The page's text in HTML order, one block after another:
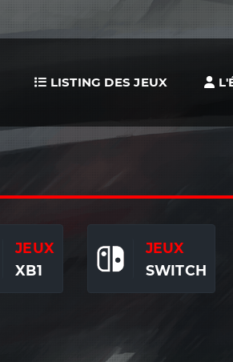
LISTING DES JEUX
JEUX
XB1
JEUX
SWITCH